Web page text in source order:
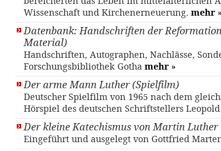
Wissenschaft und Kirchenerneuerung. mehr
Datenbank: Handschriften der
Material)
Handschriften, Autographen, Nachlässe,
Forschungsbibliothek Gotha mehr »
Der arme Mann Luther (Spielfilm)
Deutscher Spielfilm von 1965 nach dem
Hörspiel des deutschen Schriftstellers
Der kleine Katechismus von Martin Luther
Eingeführt und ausgelegt von Gottfried